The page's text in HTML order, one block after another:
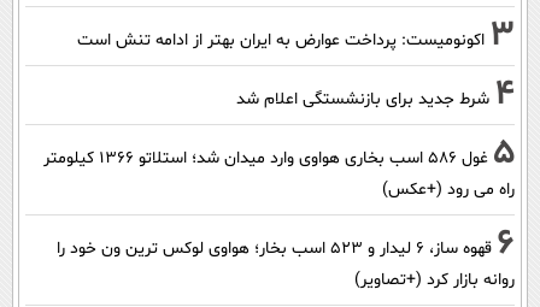
3 اکونومیست: پرداخت عوارض به ایران بهتر از ادامه تنش است
4 شرط جدید برای بازنشستگی اعلام شد
5
غول 586 اسب بخاری هواوی وارد میدان شد؛ استلاتو 1366 کیلومتر
راه می رود (+عکس)
6
قهوه ساز، 6 لیدار و 523 اسب بخار؛ هواوی لوکس ترین ون خود را
روانه بازار کرد (+تصاویر)